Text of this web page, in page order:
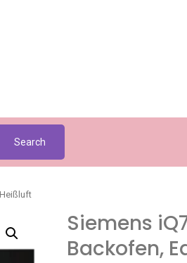
Search
Siemens
Backofen,